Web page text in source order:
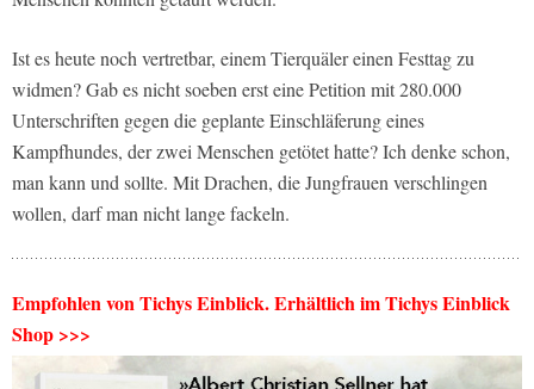
Ist es heute noch vertretbar, einem Tierquäler einen Festtag zu
widmen? Gab es nicht soeben erst eine Petition mit 280.000
Unterschriften gegen die geplante Einschläferung eines
Kampfhundes, der zwei Menschen getötet hatte? Ich denke schon,
man kann und sollte. Mit Drachen, die Jungfrauen verschlingen
wollen, darf man nicht lange fackeln.
Empfohlen von Tichys Einblick. Erhältlich im Tichys Einblick
Shop >>>